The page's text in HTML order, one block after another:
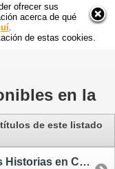
ofrecer sus
acerca de qué
de estas cookies.
en la
de este listado
Más Allá de los Eones y Otras Historias en Colaboración